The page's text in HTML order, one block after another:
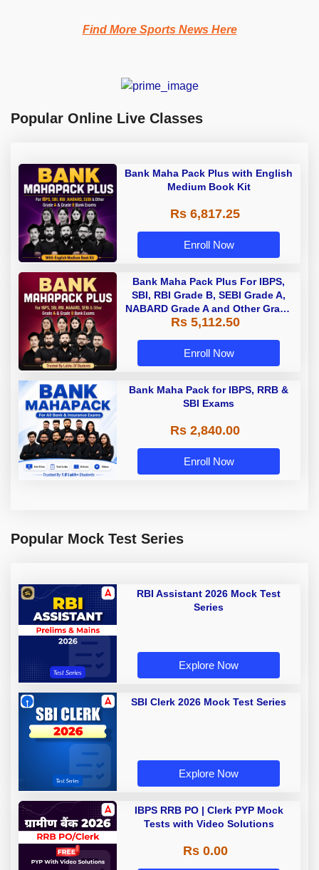
Find More Sports News Here
Popular Online Live Classes
Bank Maha Pack Plus with English
Medium Book Kit
Rs 6,817.25
Enroll Now
Bank Maha Pack Plus For IBPS,
SBI, RBI Grade B, SEBI Grade A,
NABARD Grade A and Other Grade
A & Grade B Bank Exams
Rs 5,112.50
Enroll Now
Bank Maha Pack for IBPS, RRB &
SBI Exams
Rs 2,840.00
Enroll Now
Popular Mock Test Series
RBI Assistant 2026 Mock Test
Series
Explore Now
SBI Clerk 2026 Mock Test Series
Explore Now
IBPS RRB PO | Clerk PYP Mock
Tests with Video Solutions
Rs 0.00